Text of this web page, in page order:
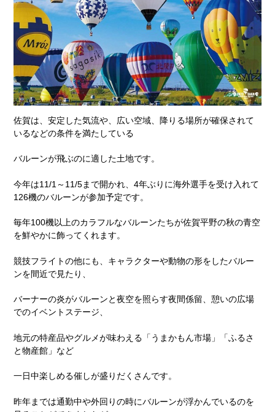
佐賀は、安定した気流や、広い空域、降りる場所が確保されて
いるなどの条件を満たしている
バルーンが飛ぶのに適した土地です。
今年は11/1～11/5まで開かれ、4年ぶりに海外選手を受け入れて
126機のバルーンが参加予定です。
毎年100機以上のカラフルなバルーンたちが佐賀平野の秋の青空
を鮮やかに飾ってくれます。
競技フライトの他にも、キャラクターや動物の形をしたバルー
ンを間近で見たり、
バーナーの炎がバルーンと夜空を照らす夜間係留、憩いの広場
でのイベントステージ、
地元の特産品やグルメが味わえる「うまかもん市場」「ふるさ
と物産館」など
一日中楽しめる催しが盛りだくさんです。
昨年までは通勤中や外回りの時にバルーンが浮かんでいるのを